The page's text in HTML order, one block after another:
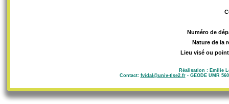
Numéro de
Nature de la
Lieu visé ou
Réalisation : Emilie
Contact: fvidal@univ-tlse2.fr- GEODE UMR